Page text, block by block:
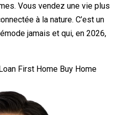
Vous vendez une vie plus
à la nature. C’est un
jamais et qui, en 2026,
First Home Buy Home